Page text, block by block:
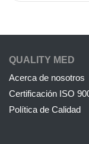
QUALITY MED
Acerca de nosotros
Certificación ISO
Política de Calidad